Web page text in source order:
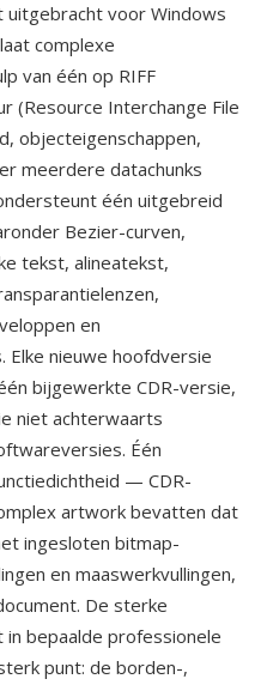
voor Windows
complexe
van één op RIFF
(Resource Interchange File
objecteigenschappen,
meerdere datachunks
één uitgebreid
Bezier-curven,
tekst, alineatekst,
en
Elke nieuwe hoofdversie
bijgewerkte CDR-versie,
niet achterwaarts
Één
— CDR-
artwork bevatten dat
ingesloten bitmap-
en maaswerkvullingen,
De sterke
bepaalde professionele
punt: de borden-,